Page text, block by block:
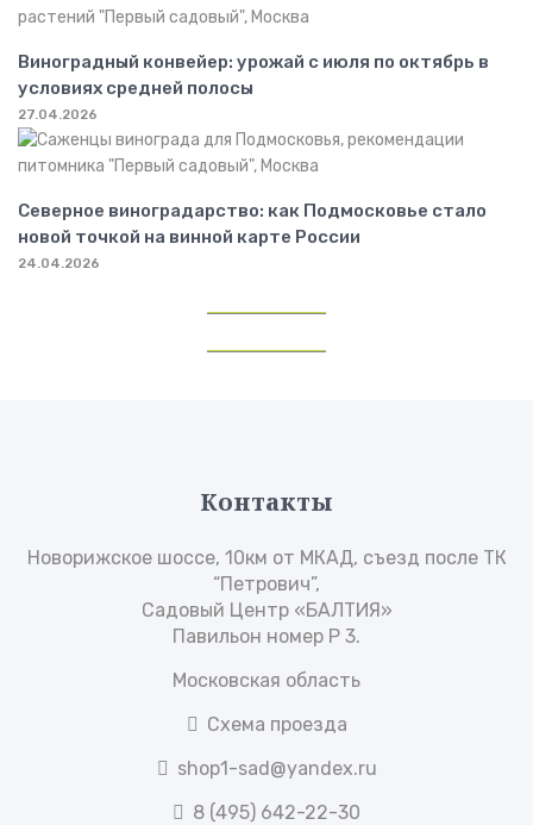
Виноградный конвейер: урожай с июля по октябрь в
условиях средней полосы
27.04.2026
Северное виноградарство: как Подмосковье стало
новой точкой на винной карте России
24.04.2026
Контакты
Новорижское шоссе, 10км от МКАД, съезд после ТК
“Петрович”,
Садовый Центр «БАЛТИЯ»
Павильон номер Р 3.
Московская область
Схема проезда
shop1-sad@yandex.ru
8 (495) 642-22-30